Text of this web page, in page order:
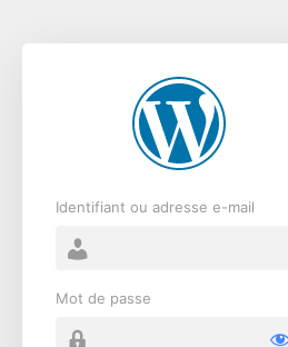
Identifiant ou adresse e-mail
Mot de passe